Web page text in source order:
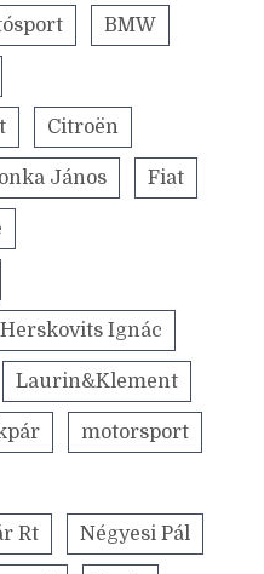
BMW
Citroën
János Fiat
Herskovits Ignác
Laurin&Klement
motorsport
Rt Négyesi Pál